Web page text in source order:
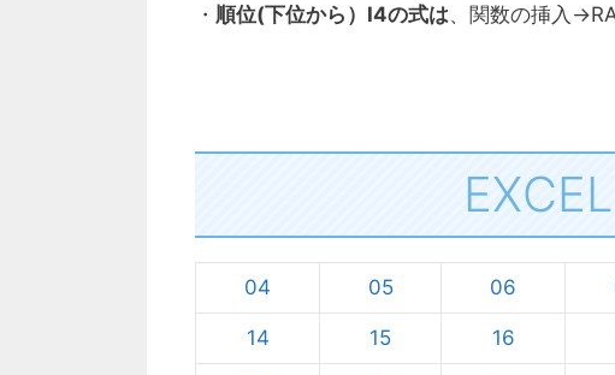
・ 順位(下位から）I4の式は、関数の挿入
04 05 06
14 15 16